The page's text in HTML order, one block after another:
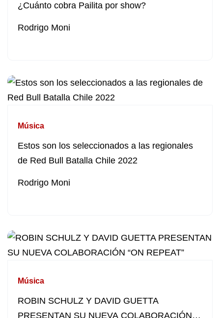
¿Cuánto cobra Pailita por show?
Rodrigo Moni
Música
Estos son los seleccionados a las regionales
de Red Bull Batalla Chile 2022
Rodrigo Moni
Música
ROBIN SCHULZ Y DAVID GUETTA
PRESENTAN SU NUEVA COLABORACIÓN